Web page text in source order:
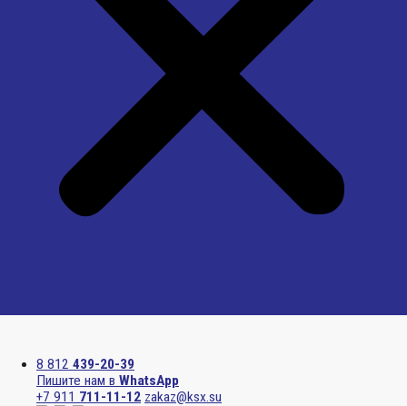
8 812 439-20-39
Пишите нам в WhatsApp
+7 911 711-11-12 zakaz@ksx.su